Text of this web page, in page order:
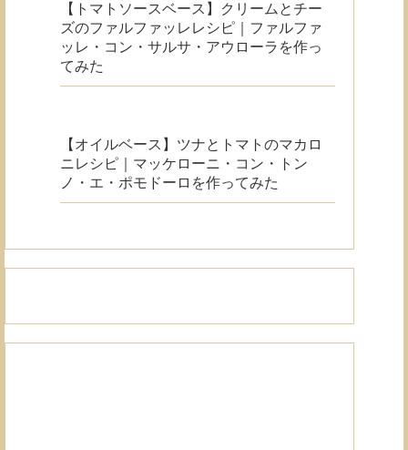
【トマトソースベース】クリームとチー
ズのファルファッレレシピ｜ファルファ
ッレ・コン・サルサ・アウローラを作っ
てみた
【オイルベース】ツナとトマトのマカロ
ニレシピ｜マッケローニ・コン・トン
ノ・エ・ポモドーロを作ってみた